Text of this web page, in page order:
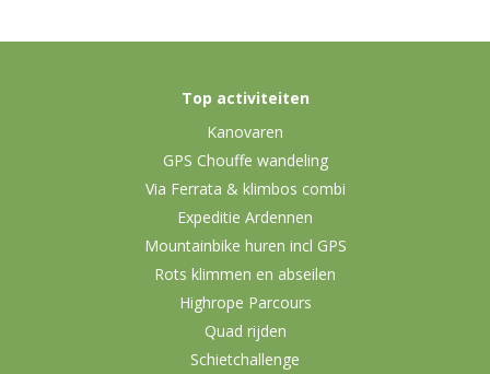
Top activiteiten
Kanovaren
GPS Chouffe wandeling
Via Ferrata & klimbos combi
Expeditie Ardennen
Mountainbike huren incl GPS
Rots klimmen en abseilen
Highrope Parcours
Quad rijden
Schietchallenge